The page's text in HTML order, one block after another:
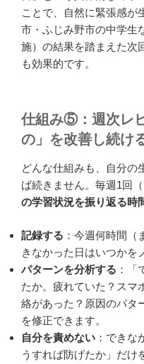
ことで、自然に緊張感が
市・ふじみ野市の中学生
施）の結果を踏まえた次
も効果的です。
仕組み⑤：週次レ
の」を改善し続け
どんな仕組みも、自分の
ば続きません。毎週1回
の学習状況を振り返る時
記録する ：今週何時間（
きなかった日はいつかを
パターンを分析する ：「
たか。疲れていた？スマ
絡があった？原因のパタ
を修正できます。
自分を責めない ：できな
うすれば防げたか」だけ